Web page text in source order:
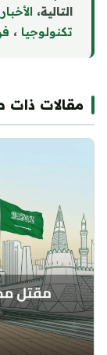
التالية،
تكنولوجيا ،
مقالات ذات